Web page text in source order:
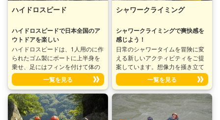
ハイドロスピード
ハイドロスピードで日本全国のア
ウトドアを楽しい
ハイドロスピードは、1人用のに作
られたゴム製にボートに上半身を
乗せ、足にはフィンを付けて体の
バランスをとりながら川の急流を
下って行く川版ボディボードで
す。 ラフティングが団体スポーツ
だとすれば、ハイドロスピードは
個人スポーツになります。 水面ギ
一覧を見る
シャワークライミング
シャワークライミングで爽快感を
感じよう！
日常のシャワータイムを冒険に変
える新しいアクティビティをご提
案しています。想像力を掻き立て
るシャワーヘッドの水しぶきが、
まるで山の清流を感じさせてくれ
ることでしょう。冒険心をくすぐ
るこの新しいスポーツで、毎日の
シャワータイムがエキサイティン
一覧を見る